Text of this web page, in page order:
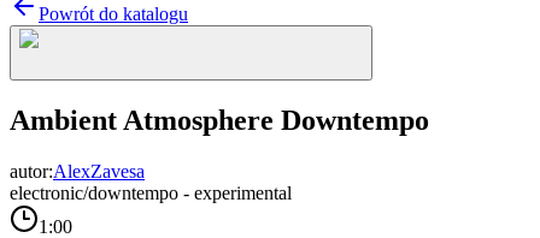
Powrót do katalogu
Ambient Atmosphere Downtempo
autor:AlexZavesa
electronic/downtempo - experimental
1:00